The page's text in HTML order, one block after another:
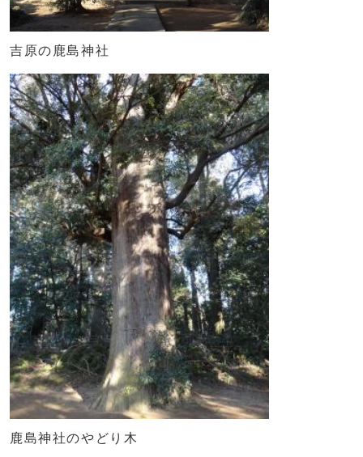
吉原の鹿島神社
鹿島神社のやどり木